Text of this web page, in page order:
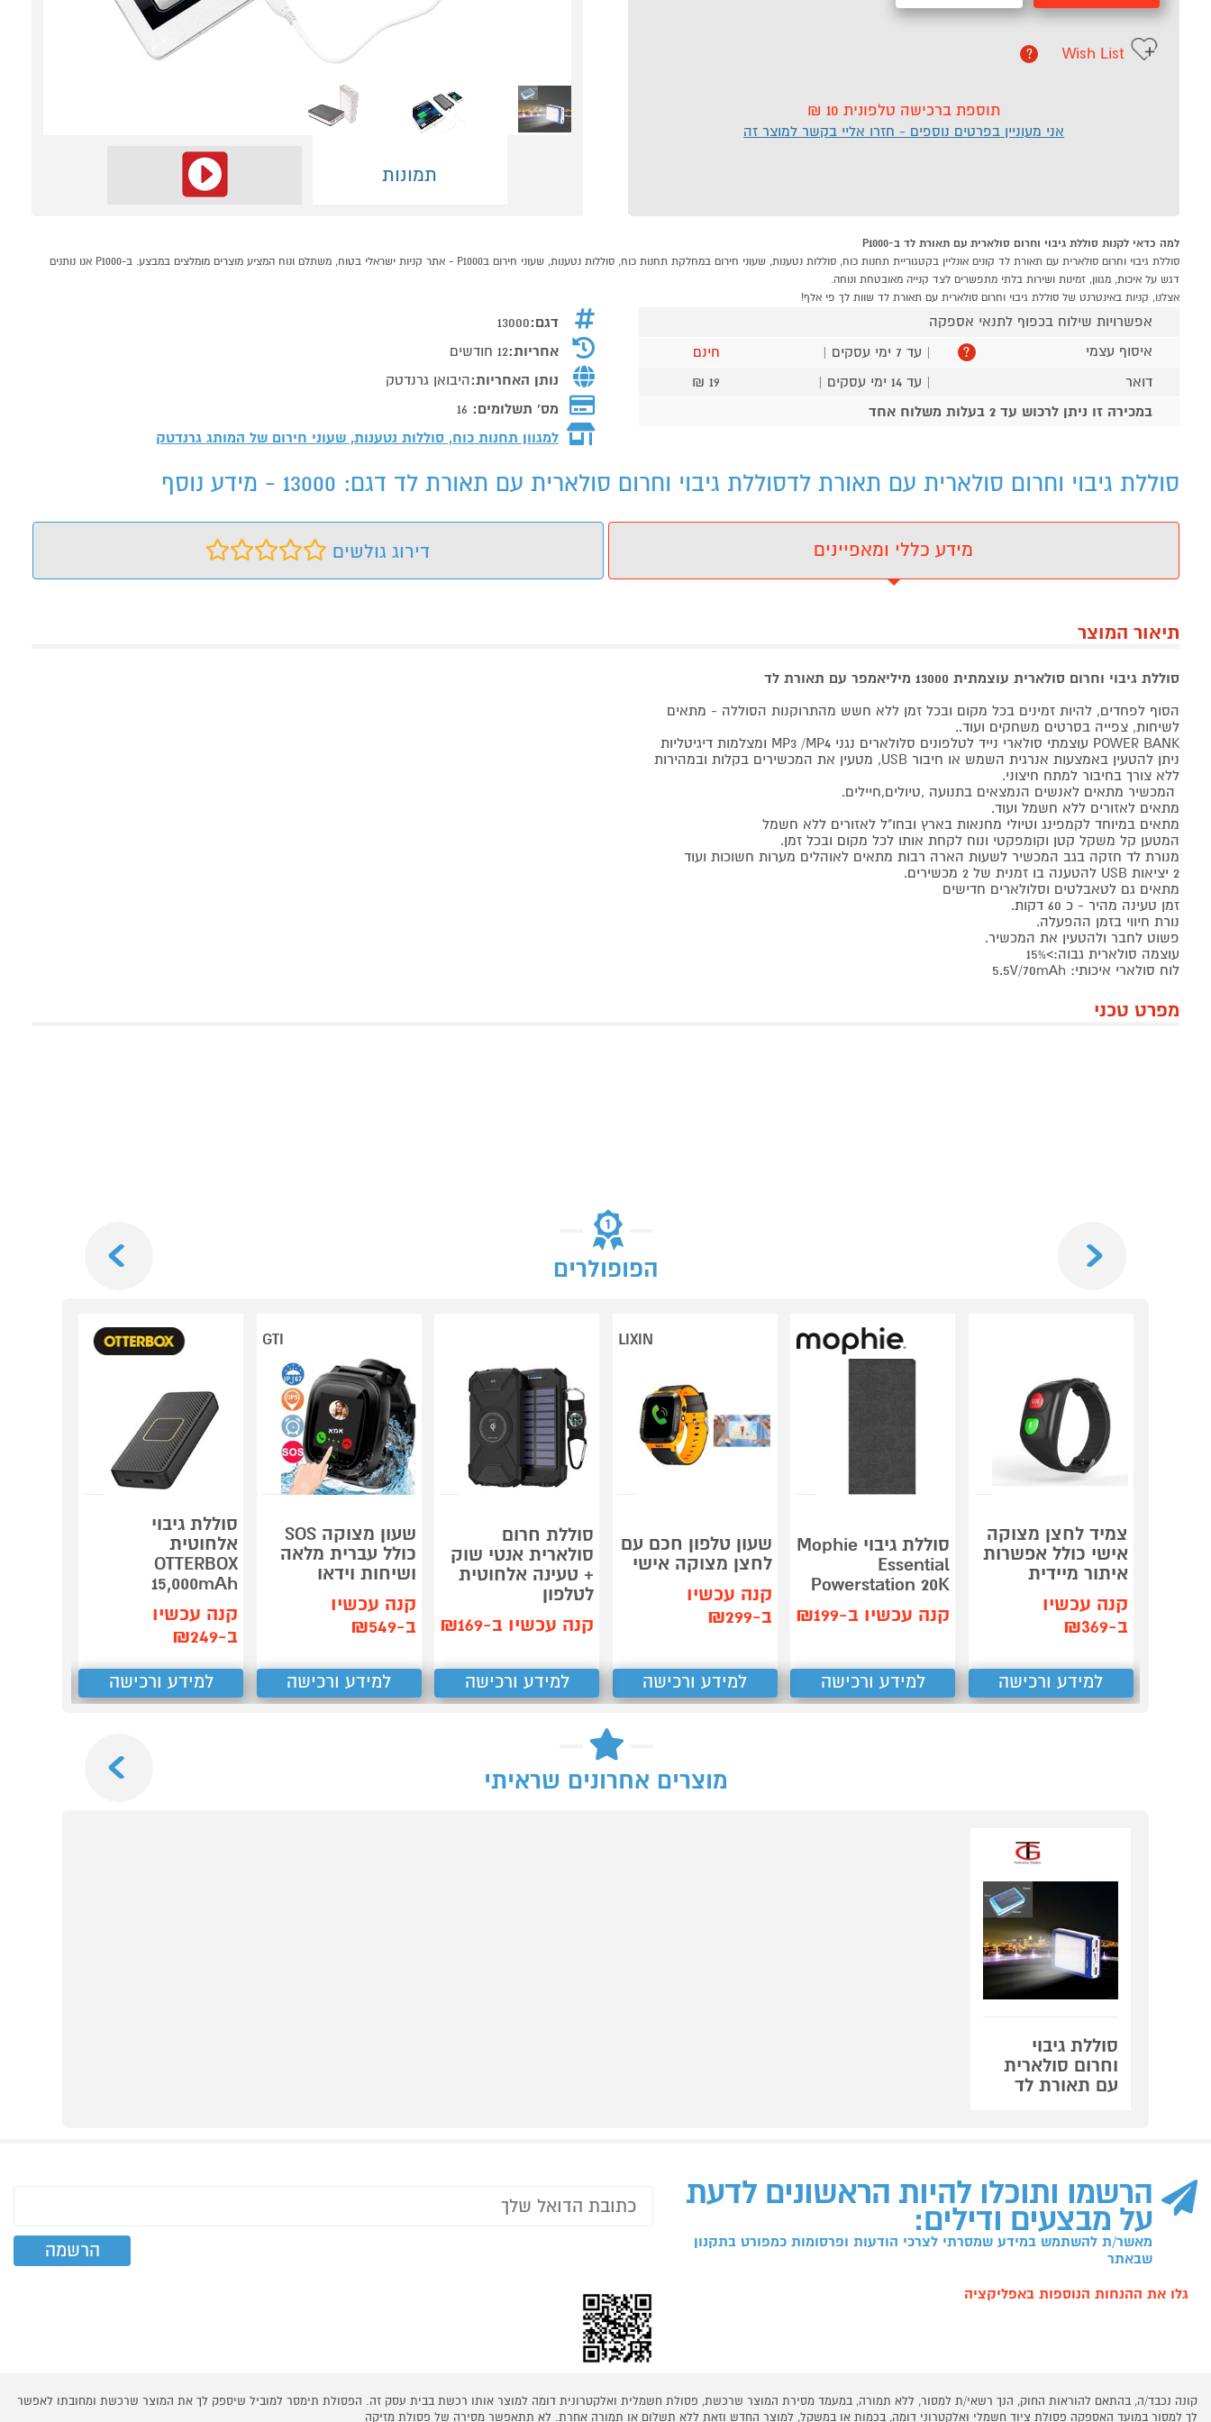
תמונות
Wish List
?
תוספת ברכישה טלפונית 10 ₪
אני מעוניין בפרטים נוספים - חזרו אליי בקשר למוצר זה
למה כדאי לקנות סוללת גיבוי וחרום סולארית עם תאורת לד ב-P1000
סוללת גיבוי וחרום סולארית עם תאורת לד קונים אונליין בקטגוריית תחנות כוח, סוללות נטענות, שעוני חירום במחלקת תחנות כוח, סוללות נטענות, שעוני חירום בP1000 - אתר קניות ישראלי בטוח, משתלם ונוח המציע מוצרים מומלצים במבצע. ב-P1000 אנו נותנים
דגש על איכות, מגוון, זמינות ושירות בלתי מתפשרים לצד קנייה מאובטחת ונוחה.
אצלנו, קניות באינטרנט של סוללת גיבוי וחרום סולארית עם תאורת לד שוות לך פי אלף!
אפשרויות שילוח בכפוף לתנאי אספקה
איסוף עצמי
? | עד 7 ימי עסקים |
חינם
דואר
| עד 14 ימי עסקים |
19 ₪
במכירה זו ניתן לרכוש עד 2 בעלות משלוח אחד
דגם:13000
אחריות:12 חודשים
נותן האחריות:היבואן גרנדטק
מס' תשלומים: 16
למגוון תחנות כוח, סוללות נטענות, שעוני חירום של המותג גרנדטק
סוללת גיבוי וחרום סולארית עם תאורת לדסוללת גיבוי וחרום סולארית עם תאורת לד דגם: 13000 - מידע נוסף
מידע כללי ומאפיינים דירוג גולשים
תיאור המוצר
סוללת גיבוי וחרום סולארית עוצמתית 13000 מיליאמפר עם תאורת לד
הסוף לפחדים, להיות זמינים בכל מקום ובכל זמן ללא חשש מהתרוקנות הסוללה - מתאים
לשיחות, צפייה בסרטים משחקים ועוד..
POWER BANK עוצמתי סולארי נייד לטלפונים סלולארים נגני MP3 /MP4 ומצלמות דיגיטליות
ניתן להטעין באמצעות אנרגית השמש או חיבור USB, מטעין את המכשירים בקלות ובמהירות
ללא צורך בחיבור למתח חיצוני.
המכשיר מתאים לאנשים הנמצאים בתנועה ,טיולים,חיילים.
מתאים לאזורים ללא חשמל ועוד.
מתאים במיוחד לקמפינג וטיולי מחנאות בארץ ובחו"ל לאזורים ללא חשמל
המטען קל משקל קטן וקומפקטי ונוח לקחת אותו לכל מקום ובכל זמן.
מנורת לד חזקה בגב המכשיר לשעות הארה רבות מתאים לאוהלים מערות חשוכות ועוד
2 יציאות USB להטענה בו זמנית של 2 מכשירים.
מתאים גם לטאבלטים וסלולארים חדישים
זמן טעינה מהיר - כ 60 דקות.
נורת חיווי בזמן ההפעלה.
פשוט לחבר ולהטעין את המכשיר.
עוצמה סולארית גבוה:>15%
לוח סולארי איכותי: 5.5V/70mAh
מפרט טכני
הפופולרים
צמיד לחצן מצוקה
אישי כולל אפשרות
איתור מיידית
קנה עכשיו
ב-₪369
למידע ורכישה
סוללת גיבוי Mophie
Essential
Powerstation 20K
קנה עכשיו ב-₪199
למידע ורכישה
LIXIN
שעון טלפון חכם עם
לחצן מצוקה אישי
קנה עכשיו
ב-₪299
למידע ורכישה
סוללת חרום
סולארית אנטי שוק
+ טעינה אלחוטית
לטלפון
קנה עכשיו ב-₪169
למידע ורכישה
GTI
שעון מצוקה SOS
כולל עברית מלאה
ושיחות וידאו
קנה עכשיו
ב-₪549
למידע ורכישה
סוללת גיבוי
אלחוטית
OTTERBOX
15,000mAh
קנה עכשיו
ב-₪249
למידע ורכישה
מוצרים אחרונים שראיתי
סוללת גיבוי
וחרום סולארית
עם תאורת לד
הרשמו ותוכלו להיות הראשונים לדעת
על מבצעים ודילים:
מאשר/ת להשתמש במידע שמסרתי לצרכי הודעות ופרסומות כמפורט בתקנון
שבאתר
גלו את ההנחות הנוספות באפליקציה
קונה נכבד/ה, בהתאם להוראות החוק, הנך רשאי/ת למסור, ללא תמורה, במעמד מסירת המוצר שרכשת, פסולת חשמלית ואלקטרונית דומה למוצר אותו רכשת בבית עסק זה. הפסולת תימסר למוביל שיספק לך את המוצר שרכשת ומחובתו לאפשר
לך למסור במועד האספקה פסולת ציוד חשמלי ואלקטרוני דומה, בכמות או במשקל, למוצר החדש וזאת ללא תשלום או תמורה אחרת. לא תתאפשר מסירה של פסולת מזיקה